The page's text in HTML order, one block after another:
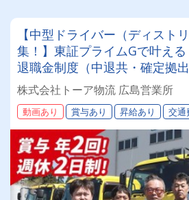
【中型ドライバー（ディスト
集！】東証プライムGで叶え
退職金制度（中退共・確定拠
賞与年2回・無事故手当あり◎
相談）★未経験OK！長く勤め
社です
株式会社トーア物流 広島営業所
動画あり 賞与あり 昇給あり 交通